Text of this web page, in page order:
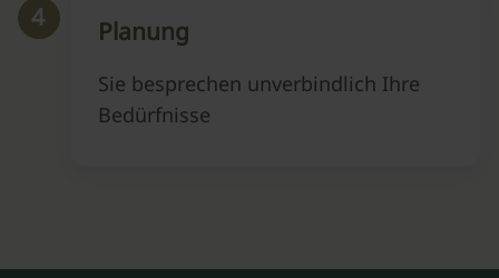
4 Planung
Sie besprechen unverbindlich Ihre
Bedürfnisse